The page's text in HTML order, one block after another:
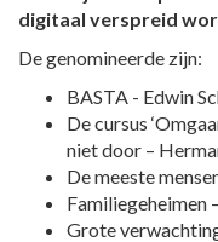
digitaal verspreid
De genomineerde zijn:
BASTA - Edwin
De cursus
niet door –
De meeste
Familiegeheimen
Grote